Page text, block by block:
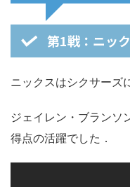
第1戦：ニッ
ニックスはシクサーズ
ジェイレン・ブランソ
得点の活躍でした．